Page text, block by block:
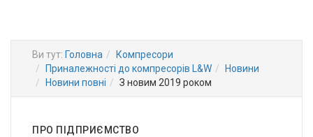
Ви тут: Головна
Компресори
Приналежності до компресорів L&W
Новини
Новини повні
З новим 2019 роком
ПРО ПІДПРИЄМСТВО